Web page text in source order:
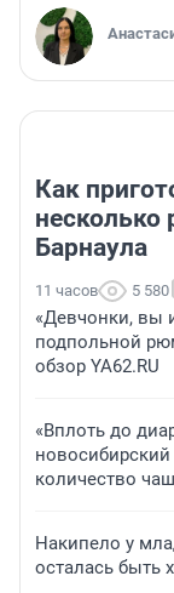
Как
несколько
Барнаула
11 часов 5 580
«Девчонки, вы
подпольной
обзор YA62.RU
«Вплоть до
количество
Накипело у
осталась быть